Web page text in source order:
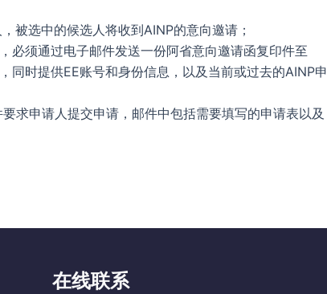
被选中的候选人将收到AINP的意向邀请；
必须通过电子邮件发送一份阿省意向邀请函复印件至
时提供EE账号和身份信息，以及当前或过去的AINP申
求申请人提交申请，邮件中包括需要填写的申请表以及
在线联系